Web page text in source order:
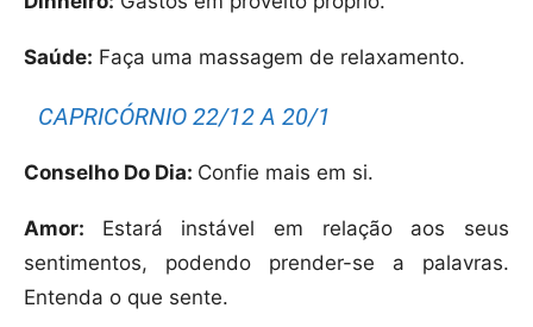
Saúde: Faça uma massagem de relaxamento.
CAPRICÓRNIO 22/12 A 20/1
Conselho Do Dia: Confie mais em si.
Amor: Estará instável em relação aos seus
sentimentos, podendo prender-se a palavras.
Entenda o que sente.